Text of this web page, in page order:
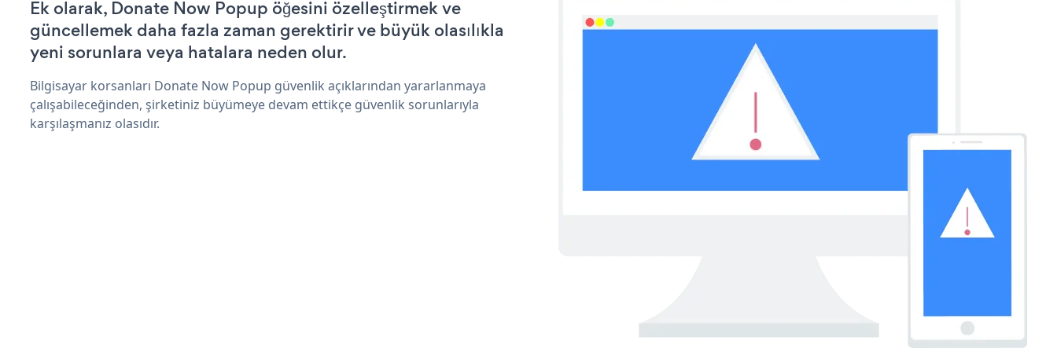
Ek olarak, Donate Now Popup öğesini özelleştirmek ve
güncellemek daha fazla zaman gerektirir ve büyük olasılıkla
yeni sorunlara veya hatalara neden olur.
Bilgisayar korsanları Donate Now Popup güvenlik açıklarından yararlanmaya
çalışabileceğinden, şirketiniz büyümeye devam ettikçe güvenlik sorunlarıyla
karşılaşmanız olasıdır.